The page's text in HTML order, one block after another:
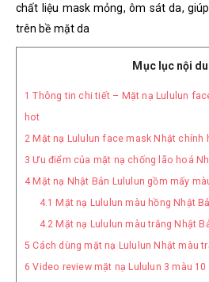
chất liệu mask mỏng, ôm sát da,
trên bề mặt da
Mục lục nội
1 Thông tin chi tiết – Mặt nạ Lululun
hot
2 Mặt nạ Lululun face mask Nhật chính
3 Ưu điểm của mặt nạ chống lão hoá
4Mặt nạ Nhật Bản Lululun gồm mấy
4.1 Mặt nạ Lululun màu hồng Nhật
4.2 Mặt nạ Lululun màu trắng Nhật
5 Cách dùng mặt nạ Lululun Nhật màu
6 Video review mặt nạ Lululun 3 màu